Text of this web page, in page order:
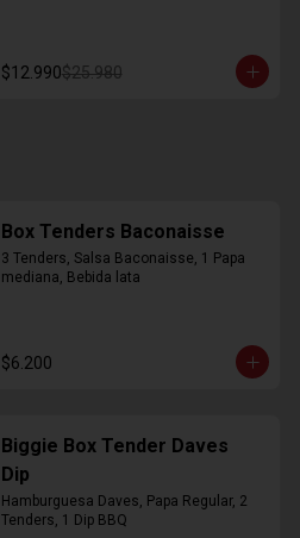
$12.990$25.980
Box Tenders Baconaisse
3 Tenders, Salsa Baconaisse, 1 Papa
mediana, Bebida lata
$6.200
Biggie Box Tender Daves
Dip
Hamburguesa Daves, Papa Regular, 2
Tenders, 1 Dip BBQ